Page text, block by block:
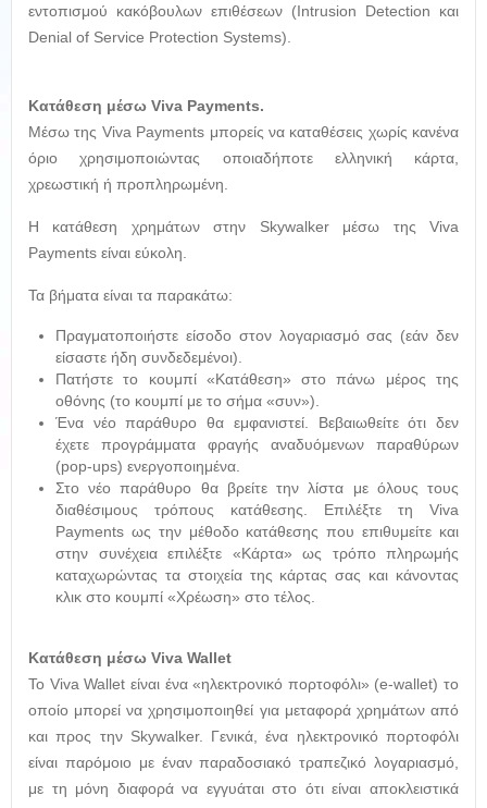
εντοπισμού κακόβουλων επιθέσεων (Intrusion Detection και
Denial of Service Protection Systems).
Κατάθεση μέσω Viva Payments.
Mέσω της Viva Payments μπορείς να καταθέσεις χωρίς κανένα
όριο χρησιμοποιώντας οποιαδήποτε ελληνική κάρτα,
χρεωστική ή προπληρωμένη.
Η κατάθεση χρημάτων στην Skywalker μέσω της Viva
Payments είναι εύκολη.
Τα βήματα είναι τα παρακάτω:
Πραγματοποιήστε είσοδο στον λογαριασμό σας (εάν δεν
είσαστε ήδη συνδεδεμένοι).
Πατήστε το κουμπί «Κατάθεση» στο πάνω μέρος της
οθόνης (το κουμπί με το σήμα «συν»).
Ένα νέο παράθυρο θα εμφανιστεί. Βεβαιωθείτε ότι δεν
έχετε προγράμματα φραγής αναδυόμενων παραθύρων
(pop-ups) ενεργοποιημένα.
Στο νέο παράθυρο θα βρείτε την λίστα με όλους τους
διαθέσιμους τρόπους κατάθεσης. Επιλέξτε τη Viva
Payments ως την μέθοδο κατάθεσης που επιθυμείτε και
στην συνέχεια επιλέξτε «Κάρτα» ως τρόπο πληρωμής
καταχωρώντας τα στοιχεία της κάρτας σας και κάνοντας
κλικ στο κουμπί «Χρέωση» στο τέλος.
Κατάθεση μέσω Viva Wallet
To Viva Wallet είναι ένα «ηλεκτρονικό πορτοφόλι» (e-wallet) το
οποίο μπορεί να χρησιμοποιηθεί για μεταφορά χρημάτων από
και προς την Skywalker. Γενικά, ένα ηλεκτρονικό πορτοφόλι
είναι παρόμοιο με έναν παραδοσιακό τραπεζικό λογαριασμό,
με τη μόνη διαφορά να εγγυάται στο ότι είναι αποκλειστικά